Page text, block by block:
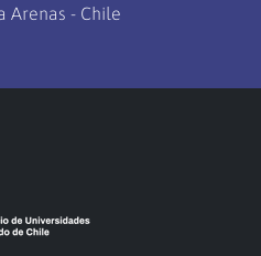
Arenas - Chile